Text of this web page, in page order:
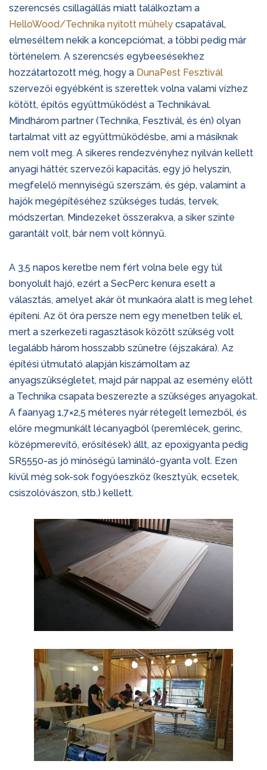
szerencsés csillagállás miatt találkoztam a
HelloWood/Technika nyitott műhely csapatával,
elmeséltem nekik a koncepciómat, a többi pedig már
történelem. A szerencsés egybeesésekhez
hozzátartozott még, hogy a DunaPest Fesztivál
szervezői egyébként is szerettek volna valami vízhez
kötött, építős együttműködést a Technikával.
Mindhárom partner (Technika, Fesztivál, és én) olyan
tartalmat vitt az együttműködésbe, ami a másiknak
nem volt meg. A sikeres rendezvényhez nyilván kellett
anyagi háttér, szervezői kapacitás, egy jó helyszín,
megfelelő mennyiségű szerszám, és gép, valamint a
hajók megépítéséhez szükséges tudás, tervek,
módszertan. Mindezeket összerakva, a siker szinte
garantált volt, bár nem volt könnyű.
A 3,5 napos keretbe nem fért volna bele egy túl
bonyolult hajó, ezért a SecPerc kenura esett a
választás, amelyet akár öt munkaóra alatt is meg lehet
építeni. Az öt óra persze nem egy menetben telik el,
mert a szerkezeti ragasztások között szükség volt
legalább három hosszabb szünetre (éjszakára). Az
építési útmutató alapján kiszámoltam az
anyagszükségletet, majd pár nappal az esemény előtt
a Technika csapata beszerezte a szükséges anyagokat.
A faanyag 1,7×2,5 méteres nyár rétegelt lemezből, és
előre megmunkált lécanyagból (peremlécek, gerinc,
középmerevítő, erősítések) állt, az epoxigyanta pedig
SR5550-as jó minőségű lamináló-gyanta volt. Ezen
kívül még sok-sok fogyóeszköz (kesztyűk, ecsetek,
csiszolóvászon, stb.) kellett.